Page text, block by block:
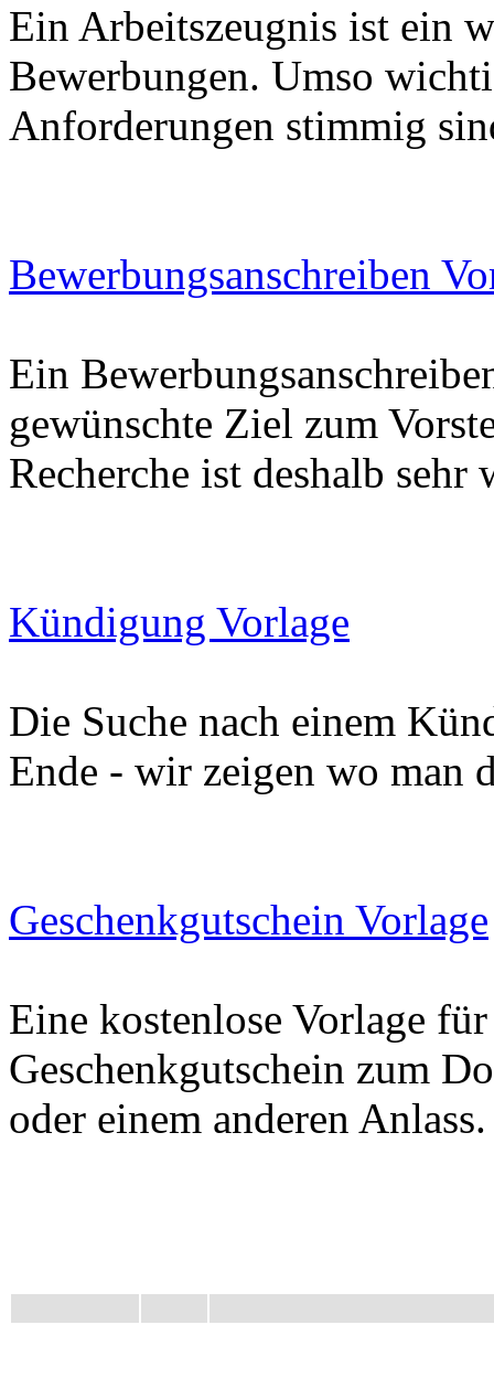
Ein Arbeitszeugnis ist ein
Bewerbungen. Umso
Anforderungen stimmig
Bewerbungsanschreiben
Ein
gewünschte Ziel zum
Recherche ist deshalb sehr
Kündigung Vorlage
Die Suche nach einem
Ende - wir zeigen wo man
Geschenkgutschein Vorlage
Eine kostenlose Vorlage
Geschenkgutschein zum
oder einem anderen Anlass.